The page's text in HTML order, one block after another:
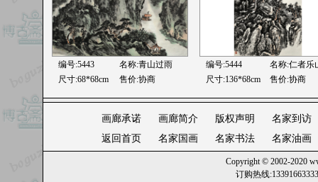
编号:5443 名称:青山过雨
尺寸:68*68cm
售价:协商
编号:5444 名称:仁者乐
尺寸:136*68cm
售价:协商
画廊承诺 画廊简介 版权声明
名家到访
返回首页
名家国画 名家书法 名家油画
Copyright © 2002-2020
订购热线